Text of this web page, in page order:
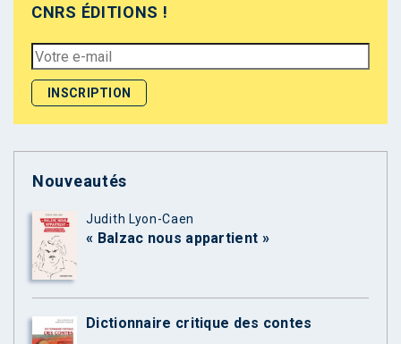
CNRS ÉDITIONS !
Nouveautés
Judith Lyon-Caen
« Balzac nous appartient »
Dictionnaire critique des contes